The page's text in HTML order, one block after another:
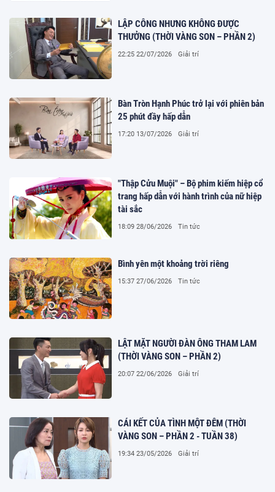
LẬP CÔNG NHƯNG KHÔNG ĐƯỢC
THƯỞNG (THỜI VÀNG SON – PHẦN 2)
22:25 22/07/2026 Giải trí
Bàn Tròn Hạnh Phúc trở lại với phiên bản
25 phút đầy hấp dẫn
17:20 13/07/2026 Giải trí
"Thập Cửu Muội" – Bộ phim kiếm hiệp cổ
trang hấp dẫn với hành trình của nữ hiệp
tài sắc
18:09 28/06/2026 Tin tức
Bình yên một khoảng trời riêng
15:37 27/06/2026 Tin tức
LẬT MẶT NGƯỜI ĐÀN ÔNG THAM LAM
(THỜI VÀNG SON – PHẦN 2)
20:07 22/06/2026 Giải trí
CÁI KẾT CỦA TÌNH MỘT ĐÊM (THỜI
VÀNG SON – PHẦN 2 - TUẦN 38)
19:34 23/05/2026 Giải trí